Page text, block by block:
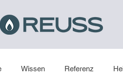
Wissen Referenz